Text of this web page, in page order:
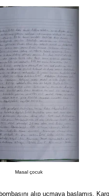
Masal çocuk
alıp uçmaya başlamış.